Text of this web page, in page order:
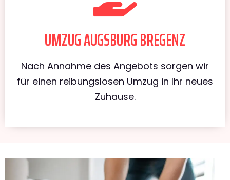
UMZUG AUGSBURG BREGENZ
Nach Annahme des Angebots sorgen wir
für einen reibungslosen Umzug in Ihr neues
Zuhause.